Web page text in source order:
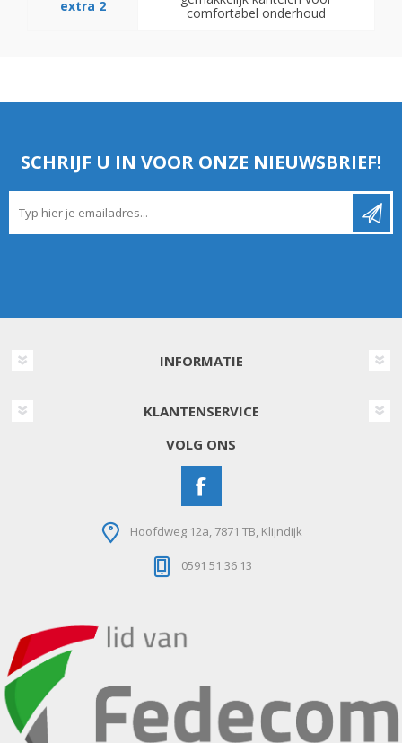
extra 2
comfortabel onderhoud
SCHRIJF U IN VOOR ONZE NIEUWSBRIEF!
INFORMATIE
KLANTENSERVICE
VOLG ONS
Hoofdweg 12a, 7871 TB, Klijndijk
0591 51 36 13